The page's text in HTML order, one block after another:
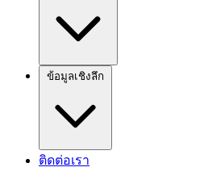
ข้อมูลเชิงลึก
ติดต่อเรา